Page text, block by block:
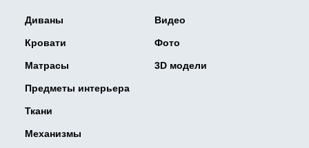
Диваны
Кровати
Матрасы
Предметы интерьера
Ткани
Механизмы
Видео
Фото
3D модели